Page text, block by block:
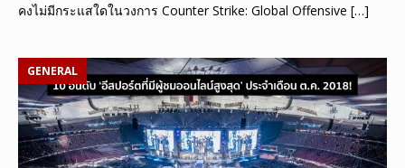
คงไม่มีกระแสใดในวงการ Counter Strike: Global Offensive […]
GENERAL